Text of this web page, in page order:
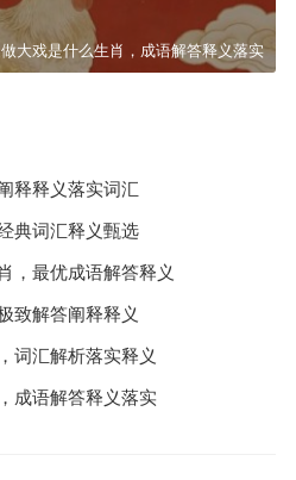
大戏是什么生肖，成语解答释义落实
释释义落实词汇
典词汇释义甄选
，最优成语解答释义
致解答阐释释义
词汇解析落实释义
成语解答释义落实